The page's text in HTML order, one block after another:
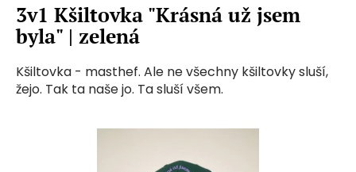
3v1 Kšiltovka "Krásná už jsem
byla" | zelená
Kšiltovka - masthef. Ale ne všechny kšiltovky sluší,
žejo. Tak ta naše jo. Ta sluší všem.